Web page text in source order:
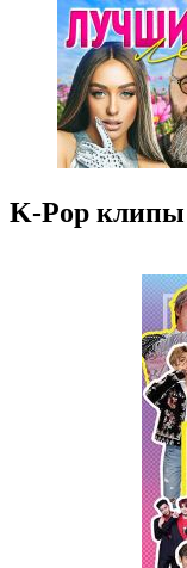
K-Pop клипы